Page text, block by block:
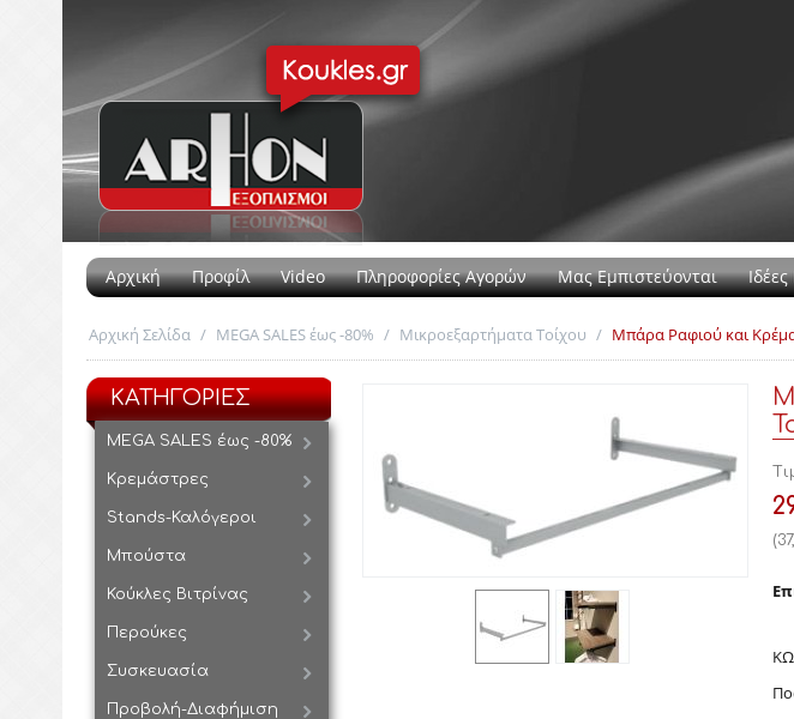
Αρχική Προφίλ Video Πληροφορίες Αγορών Μας Εμπιστεύονται
Αρχική Σελίδα / MEGA SALES έως -80% / Μικροεξαρτήματα Τοίχου / Μπάρα Ραφιού και
ΚΑΤΗΓΟΡΙΕΣ
MEGA SALES έως -80%
Κρεμάστρες
Stands-Καλόγεροι
Μπούστα
Κούκλες Βιτρίνας
Περούκες
Συσκευασία
Προβολή-Διαφήμιση
(